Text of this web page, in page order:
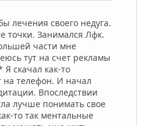
лечения своего недуга.
точки. Занимался Лфк.
части мне
тут на счет рекламы
скачал как-то
телефон. И начал
Впоследствии
лучше понимать свое
то так ментальные